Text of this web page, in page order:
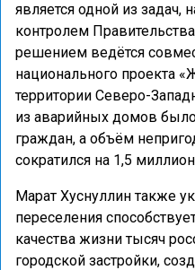
является одной из
контролем
решением ведётся
национального проекта
территории Северо-
из аварийных домов
граждан, а объём
сократился на 1,5
Марат Хуснуллин также
переселения
качества жизни тысяч
городской застройки,